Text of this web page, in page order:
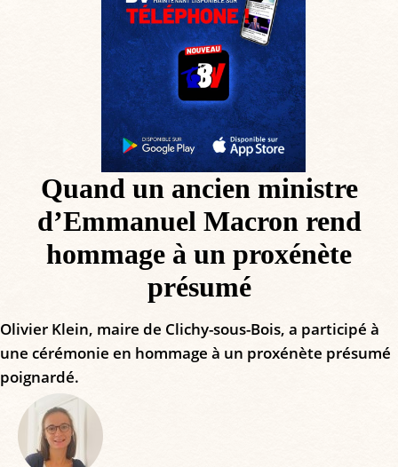
Quand un ancien ministre
d’Emmanuel Macron rend
hommage à un proxénète
présumé
Olivier Klein, maire de Clichy-sous-Bois, a participé à
une cérémonie en hommage à un proxénète présumé
poignardé.